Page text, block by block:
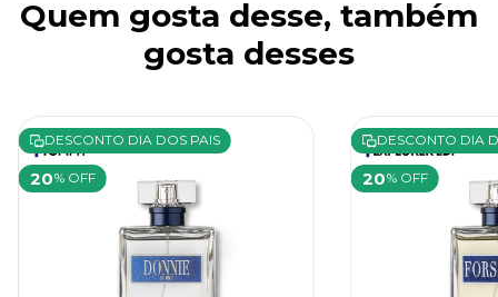
Quem gosta desse, também
gosta desses
DESCONTO DIA DOS PAIS
20% OFF
DESCONTO DIA
20% OFF